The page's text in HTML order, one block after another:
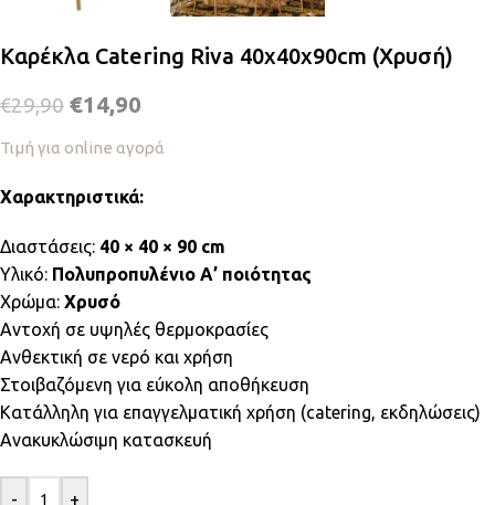
Καρέκλα Catering Riva 40x40x90cm (Χρυσή)
€29,90 €14,90
Τιμή για online αγορά
Χαρακτηριστικά:
Διαστάσεις: 40 × 40 × 90 cm
Υλικό: Πολυπροπυλένιο Α’ ποιότητας
Χρώμα: Χρυσό
Αντοχή σε υψηλές θερμοκρασίες
Ανθεκτική σε νερό και χρήση
Στοιβαζόμενη για εύκολη αποθήκευση
Κατάλληλη για επαγγελματική χρήση (catering, εκδηλώσεις)
Ανακυκλώσιμη κατασκευή
- +